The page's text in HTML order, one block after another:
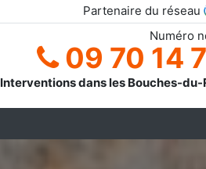
Partenaire du réseau
Numéro
09 70 14
Interventions dans les Bouches-du-